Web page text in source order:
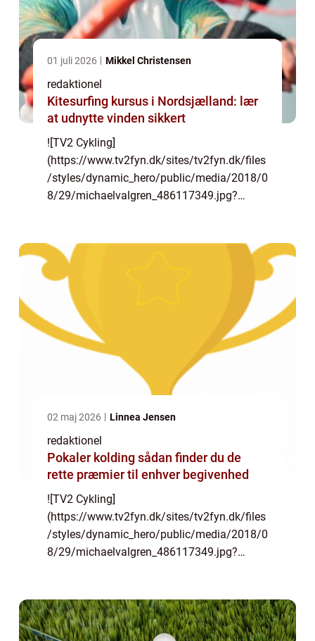
01 juli 2026 Mikkel Christensen
redaktionel
Kitesurfing kursus i Nordsjælland: lær
at udnytte vinden sikkert
![TV2 Cykling]
(https://www.tv2fyn.dk/sites/tv2fyn.dk/files
/styles/dynamic_hero/public/media/2018/0
8/29/michaelvalgren_486117349.jpg?
Cykling er en af Danmarks mest...
02 maj 2026 Linnea Jensen
redaktionel
Pokaler kolding sådan finder du de
rette præmier til enhver begivenhed
![TV2 Cykling]
(https://www.tv2fyn.dk/sites/tv2fyn.dk/files
/styles/dynamic_hero/public/media/2018/0
8/29/michaelvalgren_486117349.jpg?
Cykling er en af Danmarks mest...